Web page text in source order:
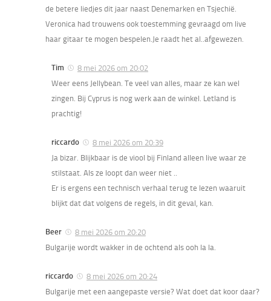
de betere liedjes dit jaar naast Denemarken en Tsjechië.
Veronica had trouwens ook toestemming gevraagd om live
haar gitaar te mogen bespelen.Je raadt het al..afgewezen.
Tim
8 mei 2026 om 20:02
Weer eens Jellybean. Te veel van alles, maar ze kan wel
zingen. Bij Cyprus is nog werk aan de winkel. Letland is
prachtig!
riccardo
8 mei 2026 om 20:39
Ja bizar. Blijkbaar is de viool bij Finland alleen live waar ze
stilstaat. Als ze loopt dan weer niet ..
Er is ergens een technisch verhaal terug te lezen waaruit
blijkt dat dat volgens de regels, in dit geval, kan.
Beer
8 mei 2026 om 20:20
Bulgarije wordt wakker in de ochtend als ooh la la.
riccardo
8 mei 2026 om 20:24
Bulgarije met een aangepaste versie? Wat doet dat koor daar?